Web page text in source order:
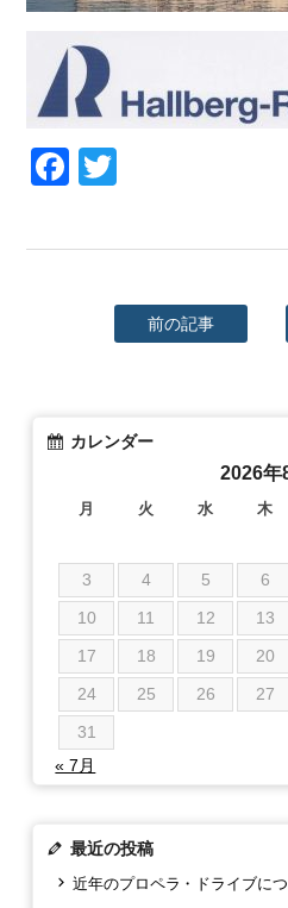
Facebook
前の記事
カレンダー
2026年
月 火 水 木
3
4 5 6
10
11 12 13
17
18 19 20
24
25 26 27
31
« 7月
最近の投稿
近年のプロペラ・ドライブに